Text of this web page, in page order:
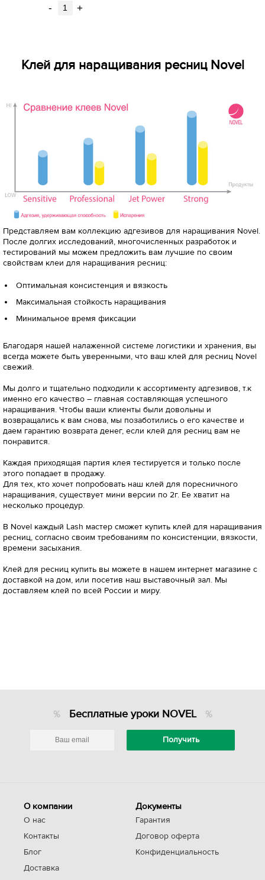
- +
Клей для наращивания ресниц Novel
Представляем вам коллекцию адгезивов для наращивания Novel.
После долгих исследований, многочисленных разработок и
тестирований мы можем предложить вам лучшие по своим
свойствам клеи для наращивания ресниц:
Оптимальная консистенция и вязкость
Максимальная стойкость наращивания
Минимальное время фиксации
Благодаря нашей налаженной системе логистики и хранения, вы
всегда можете быть уверенными, что ваш клей для ресниц Novel
свежий.
Мы долго и тщательно подходили к ассортименту адгезивов, т.к
именно его качество – главная составляющая успешного
наращивания. Чтобы ваши клиенты были довольны и
возвращались к вам снова, мы позаботились о его качестве и
даем гарантию возврата денег, если клей для ресниц вам не
понравится.
Каждая приходящая партия клея тестируется и только после
этого попадает в продажу.
Для тех, кто хочет попробовать наш клей для поресничного
наращивания, существует мини версии по 2г. Ее хватит на
несколько процедур.
В Novel каждый Lash мастер сможет купить клей для наращивания
ресниц, согласно своим требованиям по консистенции, вязкости,
времени засыхания.
Клей для ресниц купить вы можете в нашем интернет магазине с
доставкой на дом, или посетив наш выставочный зал. Мы
доставляем клей по всей России и миру.
Бесплатные уроки NOVEL
О компании
О нас
Контакты
Блог
Доставка
Документы
Гарантия
Договор оферта
Конфиденциальность